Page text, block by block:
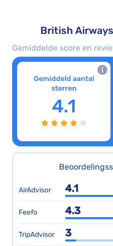
British
Gemiddelde score en
Gemiddeld aantal
sterren
4.1
AirAdvisor 4.1
Feefo 4.3
TripAdvisor 3